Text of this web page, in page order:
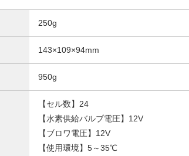
250g
143×109×94mm
950g
【セル数】24
【水素供給バルブ電圧】12V
【ブロワ電圧】12V
【使用環境】5～35℃